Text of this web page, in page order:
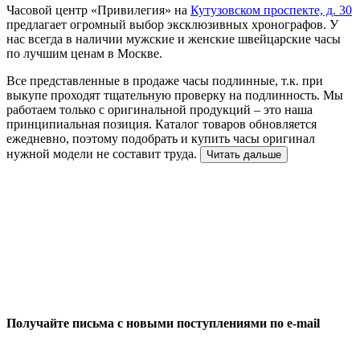
Часовой центр «Привилегия» на Кутузовском проспекте, д. 30
предлагает огромный выбор эксклюзивных хронографов. У
нас всегда в наличии мужские и женские швейцарские часы
по лучшим ценам в Москве.
Все представленные в продаже часы подлинные, т.к. при
выкупе проходят тщательную проверку на подлинность. Мы
работаем только с оригинальной продукций – это наша
принципиальная позиция. Каталог товаров обновляется
ежедневно, поэтому подобрать и купить часы оригинал
нужной модели не составит труда.
Читать дальше
Получайте письма с новыми поступлениями по e-mail